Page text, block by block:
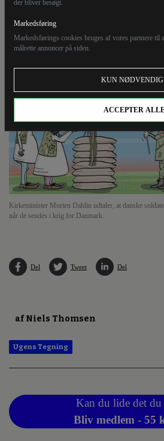
der bliver besøgt.
Markedsføring
Markedsførings cookies bruges af vores partnere til
målrette annoncer på siden.
KUN
ACCEPTER
soldater skal kæmpe for
sendes i krig for Danmark.
Kirkeminister Morten Dahlin udtaler, at danske
når de sendes i krig for Danmark.
Del Tweet Del
af Niels Thomsen
Ugens Tegning
Kan du lide det du
Bliv medlem - 55